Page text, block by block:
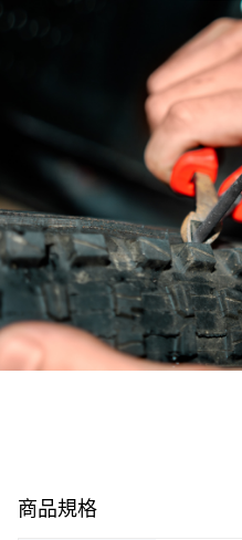
商品規格